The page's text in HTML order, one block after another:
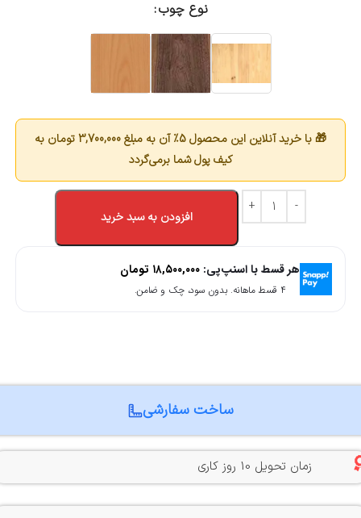
نوع چوب
🎁 با خرید آنلاین این محصول 5٪ آن به مبلغ 3,700,000تومان به
کیف پول شما برمی‌گردد
افزودن به سبد خرید
هر قسط با اسنپ‌پی: ۱۸,۵۰۰,۰۰۰ تومان
۴ قسط ماهانه. بدون سود، چک و ضامن.
ساخت سفارشی
زمان تحویل 10 روز کاری